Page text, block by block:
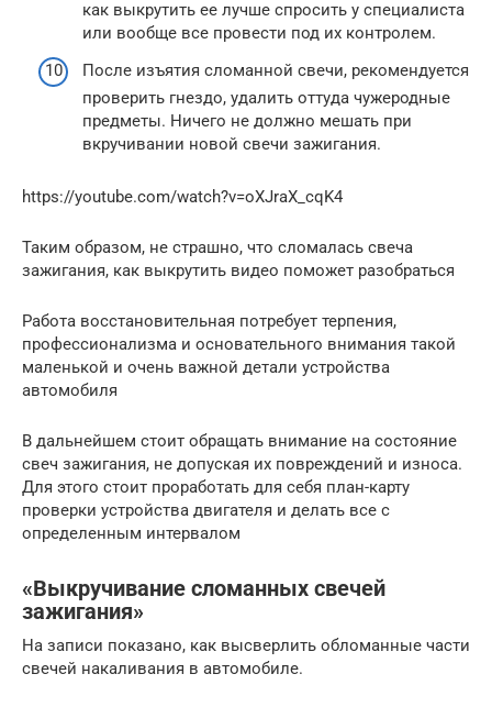
как выкрутить ее лучше спросить у специалиста
или вообще все провести под их контролем.
После изъятия сломанной свечи, рекомендуется
проверить гнездо, удалить оттуда чужеродные
предметы. Ничего не должно мешать при
вкручивании новой свечи зажигания.
https://youtube.com/watch?v=oXJraX_cqK4
Таким образом, не страшно, что сломалась свеча
зажигания, как выкрутить видео поможет разобраться
Работа восстановительная потребует терпения,
профессионализма и основательного внимания такой
маленькой и очень важной детали устройства
автомобиля
В дальнейшем стоит обращать внимание на состояние
свеч зажигания, не допуская их повреждений и износа.
Для этого стоит проработать для себя план-карту
проверки устройства двигателя и делать все с
определенным интервалом
«Выкручивание сломанных свечей
зажигания»
На записи показано, как высверлить обломанные части
свечей накаливания в автомобиле.